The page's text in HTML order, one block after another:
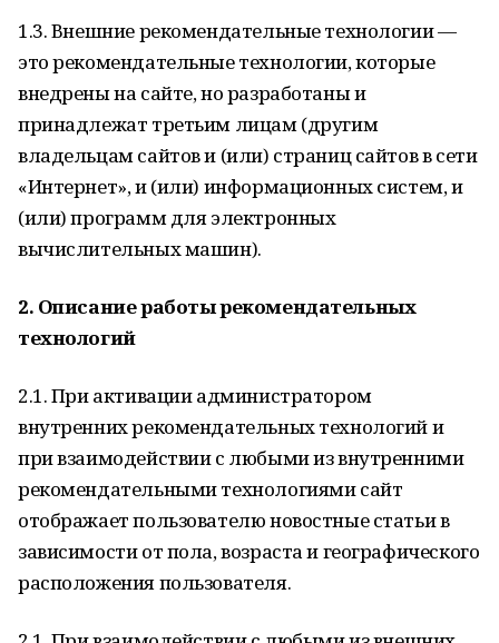
1.3. Внешние рекомендательные технологии —
это рекомендательные технологии, которые
внедрены на сайте, но разработаны и
принадлежат третьим лицам (другим
владельцам сайтов и (или) страниц сайтов в сети
«Интернет», и (или) информационных систем, и
(или) программ для электронных
вычислительных машин).
2. Описание работы рекомендательных
технологий
2.1. При активации администратором
внутренних рекомендательных технологий и
при взаимодействии с любыми из внутренними
рекомендательными технологиями сайт
отображает пользователю новостные статьи в
зависимости от пола, возраста и географического
расположения пользователя.